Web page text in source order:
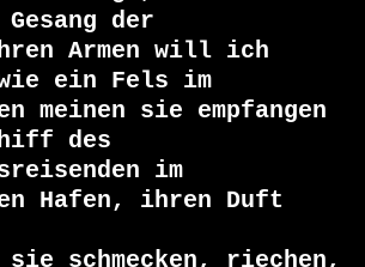
Gesang der
Armen will ich
ein Fels im
meinen sie empfangen
des
im
Hafen, ihren Duft
schmecken, riechen,